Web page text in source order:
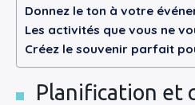
Donnez le ton à votre
Les activités que vous ne
Créez le souvenir parfait
Planification et